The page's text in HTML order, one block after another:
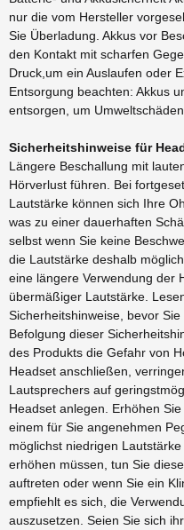
nur die vom Hersteller
Sie Überladung. Akkus vor
den Kontakt mit scharfen
Druck,um ein Auslaufen oder
Entsorgung beachten: Akkus
entsorgen, um
Sicherheitshinweise für
Längere Beschallung mit
Hörverlust führen. Bei
Lautstärke können sich Ihre
was zu einer dauerhaften
selbst wenn Sie keine
die Lautstärke deshalb
eine längere Verwendung der
übermäßiger Lautstärke.
Sicherheitshinweise, bevor
Befolgung dieser
des Produkts die Gefahr von
Headset anschließen,
Lautsprechers auf
Headset anlegen. Erhöhen
einem für Sie angenehmen
möglichst niedrigen
erhöhen müssen, tun Sie
auftreten oder wenn Sie ein
empfiehlt es sich, die
auszusetzen. Seien Sie sich